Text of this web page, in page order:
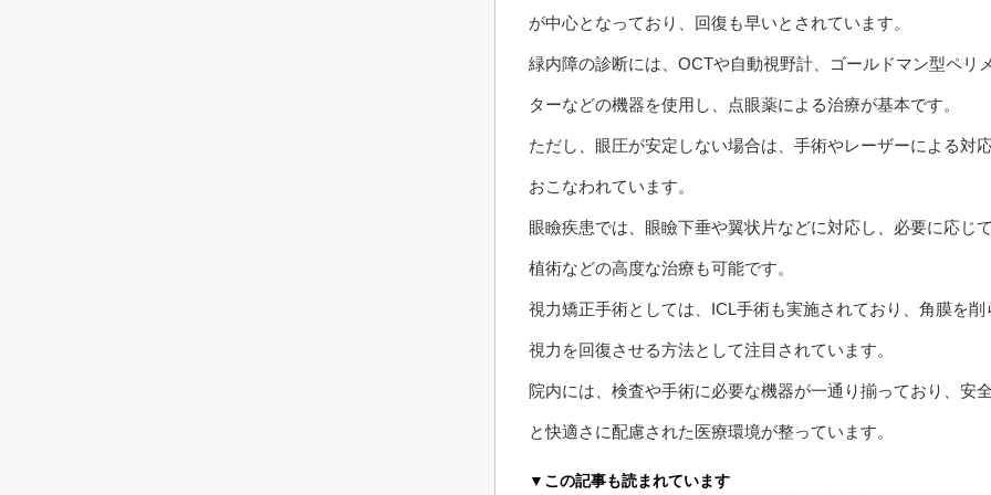
が中心となっており、回復も早いとされています。
緑内障の診断には、OCTや自動視野計、ゴールドマン型ペリ
ターなどの機器を使用し、点眼薬による治療が基本です。
ただし、眼圧が安定しない場合は、手術やレーザーによる対
おこなわれています。
眼瞼疾患では、眼瞼下垂や翼状片などに対応し、必要に応じ
植術などの高度な治療も可能です。
視力矯正手術としては、ICL手術も実施されており、角膜を削
視力を回復させる方法として注目されています。
院内には、検査や手術に必要な機器が一通り揃っており、安
と快適さに配慮された医療環境が整っています。
▼この記事も読まれています